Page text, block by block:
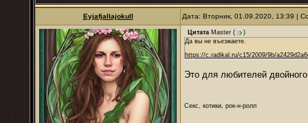
Eyjafjallajokull Дата: Вторник, 01.09.2020, 13:39 |
Цитата Master (
)
Да вы не въезжаете.
https://c.radikal.ru/c15/2009/9b/
Это для любителей
Секс, котики, рок-н-ролл